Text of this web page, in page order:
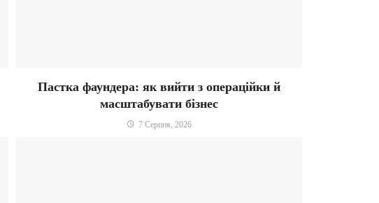
Пастка фаундера: як вийти з операційки й
масштабувати бізнес
7 Серпня, 2026